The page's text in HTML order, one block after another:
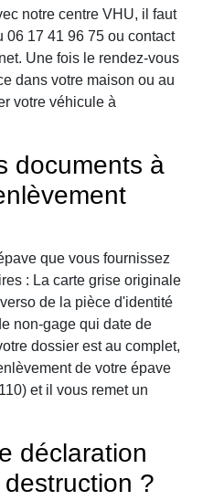
notre centre VHU, il faut
06 17 41 96 75 ou contact
Une fois le rendez-vous
dans votre maison ou au
votre véhicule à
documents à
que vous fournissez
: La carte grise originale
de la pièce d'identité
non-gage qui date de
dossier est au complet,
de votre épave
et il vous remet un
déclaration
?